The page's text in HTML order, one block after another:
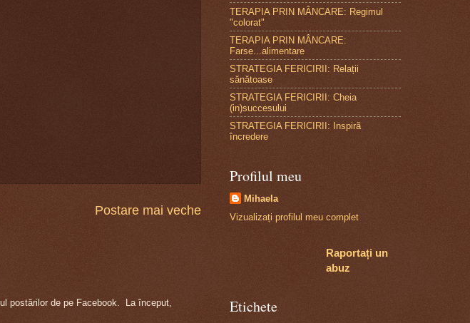
Postare mai veche
postărilor de pe Facebook. La început,
TERAPIA PRIN MÂNCARE: Regimul
"colorat"
TERAPIA PRIN MÂNCARE:
Farse...alimentare
STRATEGIA FERICIRII: Relații
sănătoase
STRATEGIA FERICIRII: Cheia
(in)succesului
STRATEGIA FERICIRII: Inspirã
încredere
Profilul meu
Mihaela
Vizualizați profilul meu complet
Raportați un
abuz
Etichete